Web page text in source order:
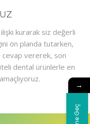
kurarak siz değerli
ön planda tutarken,
cevap vererek, son
dental ürünlerle en
→